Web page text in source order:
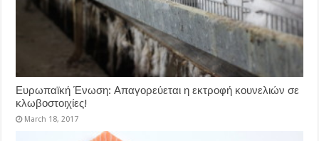
Ευρωπαϊκή Ένωση: Απαγορεύεται η εκτροφή κουνελιών σε
κλωβοστοιχίες!
March 18, 2017